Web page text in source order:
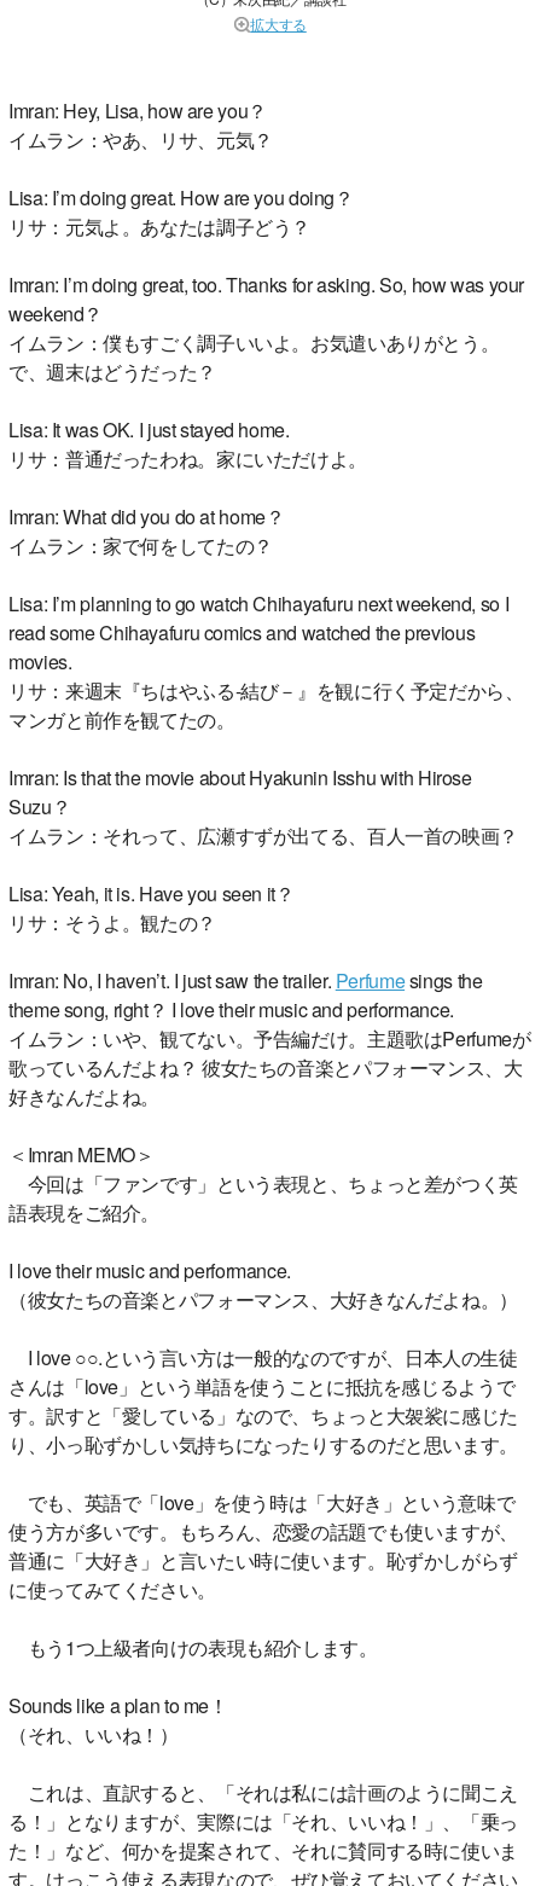
拡大する
Imran: Hey, Lisa, how are you？
イムラン：やあ、リサ、元気？
Lisa: I’m doing great. How are you doing？
リサ：元気よ。あなたは調子どう？
Imran: I’m doing great, too. Thanks for asking. So, how was your
weekend？
イムラン：僕もすごく調子いいよ。お気遣いありがとう。
で、週末はどうだった？
Lisa: It was OK. I just stayed home.
リサ：普通だったわね。家にいただけよ。
Imran: What did you do at home？
イムラン：家で何をしてたの？
Lisa: I’m planning to go watch Chihayafuru next weekend, so I
read some Chihayafuru comics and watched the previous
movies.
リサ：来週末『ちはやふる‐結び－』を観に行く予定だから、
マンガと前作を観てたの。
Imran: Is that the movie about Hyakunin Isshu with Hirose
Suzu？
イムラン：それって、広瀬すずが出てる、百人一首の映画？
Lisa: Yeah, it is. Have you seen it？
リサ：そうよ。観たの？
Imran: No, I haven’t. I just saw the trailer. Perfumesings the
theme song, right？ I love their music and performance.
イムラン：いや、観てない。予告編だけ。主題歌はPerfumeが
歌っているんだよね？ 彼女たちの音楽とパフォーマンス、大
好きなんだよね。
＜Imran MEMO＞
今回は「ファンです」という表現と、ちょっと差がつく英
語表現をご紹介。
I love their music and performance.
（彼女たちの音楽とパフォーマンス、大好きなんだよね。）
I love ○○.という言い方は一般的なのですが、日本人の生徒
さんは「love」という単語を使うことに抵抗を感じるようで
す。訳すと「愛している」なので、ちょっと大袈裟に感じた
り、小っ恥ずかしい気持ちになったりするのだと思います。
でも、英語で「love」を使う時は「大好き」という意味で
使う方が多いです。もちろん、恋愛の話題でも使いますが、
普通に「大好き」と言いたい時に使います。恥ずかしがらず
に使ってみてください。
もう1つ上級者向けの表現も紹介します。
Sounds like a plan to me！
（それ、いいね！）
これは、直訳すると、「それは私には計画のように聞こえ
る！」となりますが、実際には「それ、いいね！」、「乗っ
た！」など、何かを提案されて、それに賛同する時に使いま
す。けっこう使える表現なので、ぜひ覚えておいてください